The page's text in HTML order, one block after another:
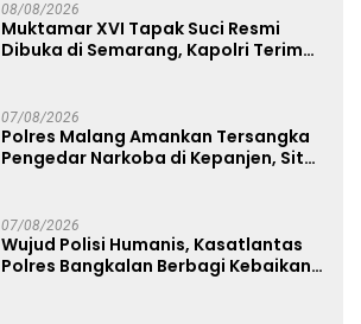
08/08/2026
Muktamar XVI Tapak Suci Resmi
Dibuka di Semarang, Kapolri Terima
07/08/2026
Polres Malang Amankan Tersangka
Pengedar Narkoba di Kepanjen, Sita
07/08/2026
Wujud Polisi Humanis, Kasatlantas
Polres Bangkalan Berbagi Kebaikan